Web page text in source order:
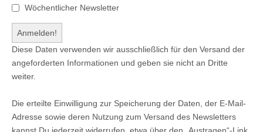
Wöchentlicher Newsletter
Diese Daten verwenden wir ausschließlich für den Versand der
angeforderten Informationen und geben sie nicht an Dritte
weiter.
Die erteilte Einwilligung zur Speicherung der Daten, der E-Mail-
Adresse sowie deren Nutzung zum Versand des Newsletters
kannst Du jederzeit widerrufen, etwa über den „Austragen“-Link